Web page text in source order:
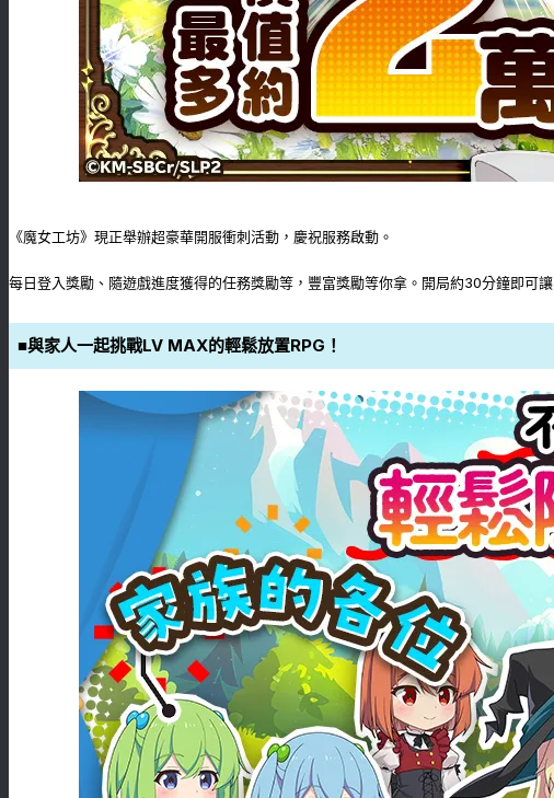
《魔女工坊》現正舉辦超豪華開服衝刺活動，慶祝服務啟動。
每日登入獎勵、隨遊戲進度獲得的任務獎勵等，豐富獎勵等你拿。開局約30分鐘即可讓
■與家人一起挑戰LV MAX的輕鬆放置RPG！